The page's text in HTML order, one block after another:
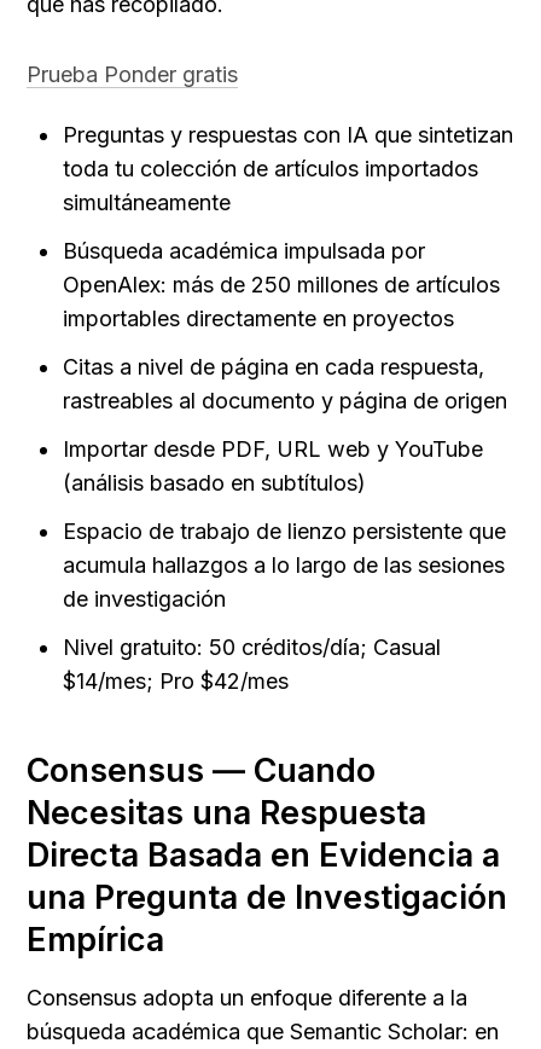
Prueba Ponder gratis
Preguntas y respuestas con IA que sintetizan
toda tu colección de artículos importados
simultáneamente
Búsqueda académica impulsada por
OpenAlex: más de 250 millones de artículos
importables directamente en proyectos
Citas a nivel de página en cada respuesta,
rastreables al documento y página de origen
Importar desde PDF, URL web y YouTube
(análisis basado en subtítulos)
Espacio de trabajo de lienzo persistente que
acumula hallazgos a lo largo de las sesiones
de investigación
Nivel gratuito: 50 créditos/día; Casual
$14/mes; Pro $42/mes
Consensus — Cuando
Necesitas una Respuesta
Directa Basada en Evidencia a
una Pregunta de Investigación
Empírica
Consensus adopta un enfoque diferente a la
búsqueda académica que Semantic Scholar: en